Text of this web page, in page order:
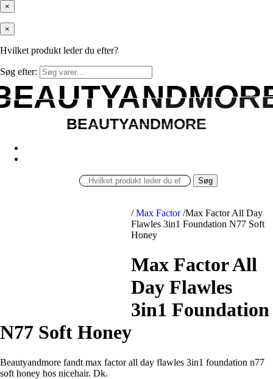
×
×
Hvilket produkt leder du efter?
Søg efter:
BEAUTYANDMORE
BEAUTYANDMORE
Søg
/ Max Factor /Max Factor All Day
Flawles 3in1 Foundation N77 Soft
Honey
Max Factor All
Day Flawles
3in1 Foundation
N77 Soft Honey
Beautyandmore fandt max factor all day flawles 3in1 foundation n77
soft honey hos nicehair. Dk.